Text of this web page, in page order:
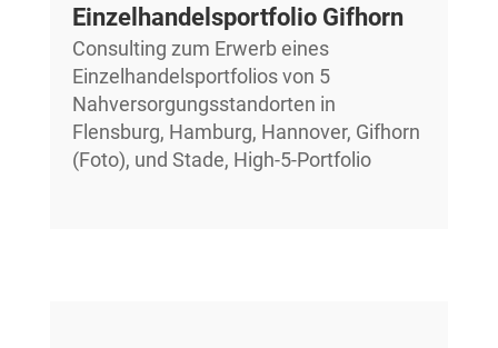
Einzelhandelsportfolio Gifhorn
Consulting zum Erwerb eines
Einzelhandelsportfolios von 5
Nahversorgungsstandorten in
Flensburg, Hamburg, Hannover, Gifhorn
(Foto), und Stade, High-5-Portfolio